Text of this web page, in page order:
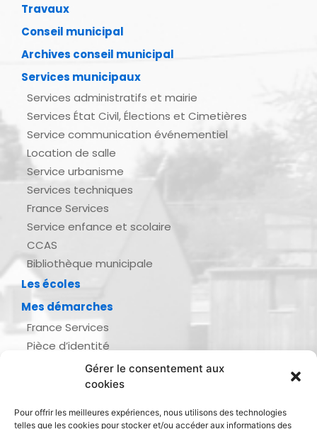
Gérer le consentement aux
cookies
Pour offrir les meilleures expériences, nous utilisons des technologies
telles que les cookies pour stocker et/ou accéder aux informations des
Travaux
Conseil municipal
Archives conseil municipal
Services municipaux
Services administratifs et mairie
Services État Civil, Élections et Cimetières
Service communication événementiel
Location de salle
Service urbanisme
Services techniques
France Services
Service enfance et scolaire
CCAS
Bibliothèque municipale
Les écoles
Mes démarches
France Services
Pièce d’identité
Demande d’actes d’état civil
Inscription listes électorales